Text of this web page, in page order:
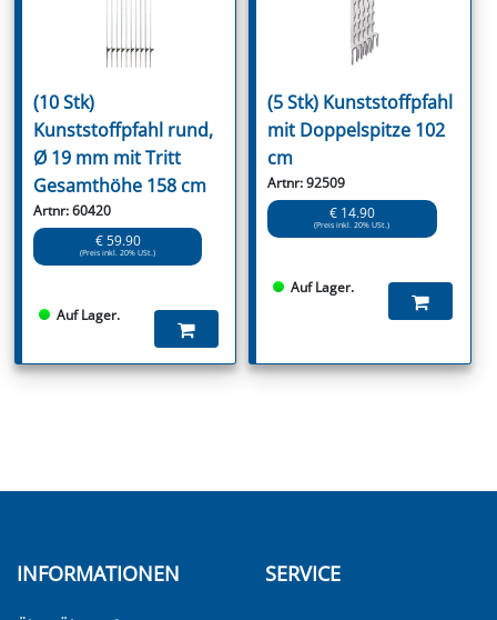
(10 Stk)
Kunststoffpfahl rund,
Ø 19 mm mit Tritt
Gesamthöhe 158 cm
Artnr: 60420
€ 59.90
(Preis inkl. 20% USt.)
Auf Lager.
(5 Stk) Kunststoffpfahl
mit Doppelspitze 102
cm
Artnr: 92509
€ 14.90
(Preis inkl. 20% USt.)
Auf Lager.
INFORMATIONEN SERVICE